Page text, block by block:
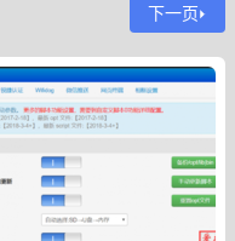
下一页